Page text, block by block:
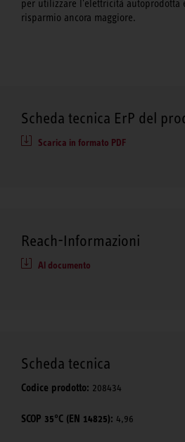
per utilizzare l'elettricità autoprodotta
risparmio ancora maggiore.
Scheda tecnica ErP del
Scarica in formato PDF
Reach-Informazioni
Al documento
Scheda tecnica
Codice prodotto: 208434
SCOP 35°C (EN 14825): 4,96